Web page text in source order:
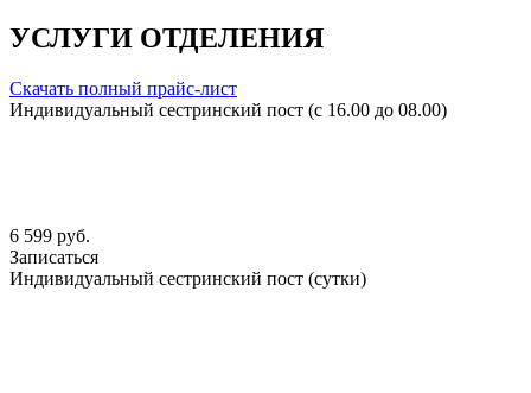
УСЛУГИ ОТДЕЛЕНИЯ
Скачать полный прайс-лист
Индивидуальный сестринский пост (с 16.00 до 08.00)
6 599 руб.
Записаться
Индивидуальный сестринский пост (сутки)